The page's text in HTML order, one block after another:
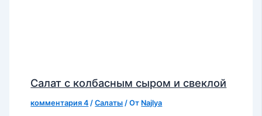
Салат с колбасным сыром и свеклой
комментария 4 /Салаты / От Najlya